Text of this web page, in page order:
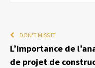
DON'T MISS IT
L’importance de
de projet de